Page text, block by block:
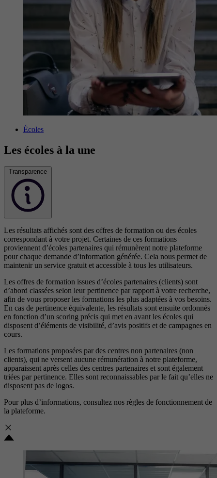
Écoles
Les écoles à la une
Transparence
Les résultats affichés sont des offres de formation ou des écoles
correspondant à votre projet. Certaines de ces formations
proviennent d’écoles partenaires qui rémunèrent notre plateforme
pour chaque demande d’information générée. Cela nous permet de
maintenir un service gratuit et accessible à tous les utilisateurs.
Les offres de formation issues d’écoles partenaires (clients) sont
d’abord classées selon leur pertinence par rapport à votre recherche,
afin de vous proposer les formations les plus adaptées à vos besoins.
En cas de pertinence équivalente, les résultats sont ensuite ordonnés
en fonction d’un scoring précis qui met en avant les écoles qui
disposent d’éléments de visibilité, d’avis positifs et de campagnes en
cours.
Les formations proposées par des centres non partenaires (non
clients), qui ne versent aucune rémunération à notre plateforme,
apparaissent après celles des centres partenaires et sont également
triées par pertinence. Elles sont reconnaissables par le fait qu’elles ne
disposent pas de logos.
Pour plus d’informations, consultez nos règles de fonctionnement de
la plateforme.